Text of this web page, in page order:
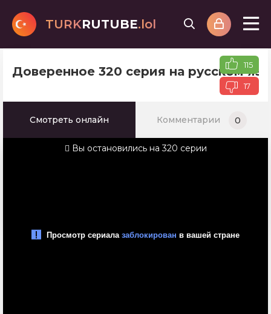
TURKRUTUBE.lol
Доверенное 320 серия на русском115
17
Смотреть онлайн Комментарии 0
Вы остановились на 320 серии